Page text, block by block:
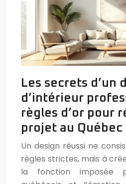
Les secrets d’un
d’intérieur
règles d’or pour
projet au Québec
Un design réussi ne
règles strictes, mais à
la fonction imposée